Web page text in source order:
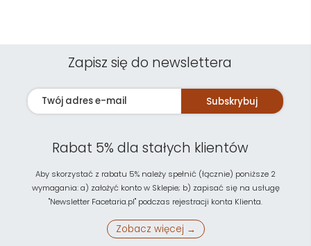
Zapisz się do newslettera
Subskrybuj
Rabat 5% dla stałych klientów
Aby skorzystać z rabatu 5% należy spełnić (łącznie) poniższe 2
wymagania: a) założyć konto w Sklepie; b) zapisać się na usługę
"Newsletter Facetaria.pl" podczas rejestracji konta Klienta.
Zobacz więcej →